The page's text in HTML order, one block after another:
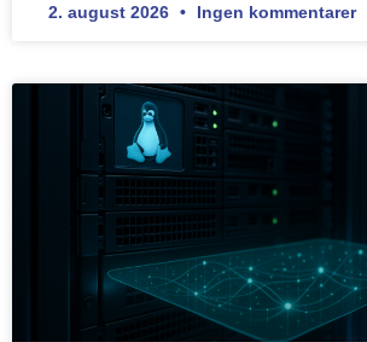
2. august 2026 Ingen kommentarer